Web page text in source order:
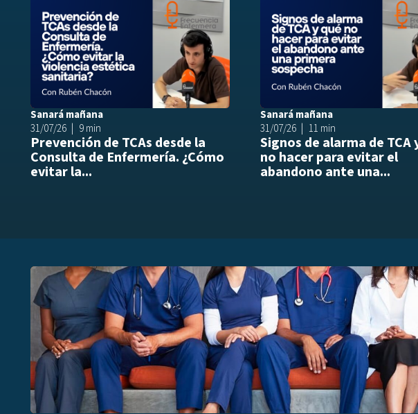
Añadir a playlist
Sanará mañana
31/07/26
9 min
Prevención de TCAs desde la
Consulta de Enfermería. ¿Cómo
evitar la...
Sanará mañana
31/07/26
11 min
Signos de alarma de TCA
no hacer para evitar el
abandono ante una...